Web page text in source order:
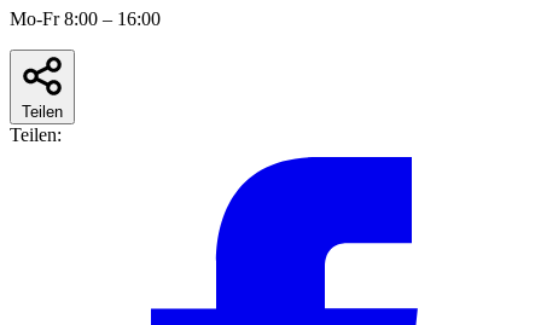
Mo-Fr 8:00 – 16:00
Teilen
Teilen: